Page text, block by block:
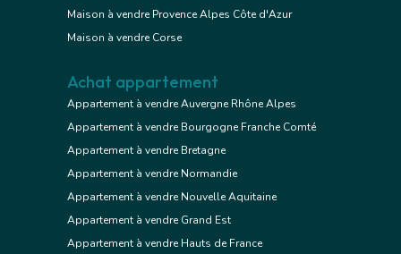
Maison à vendre Provence Alpes Côte d'Azur
Maison à vendre Corse
Achat appartement
Appartement à vendre Auvergne Rhône Alpes
Appartement à vendre Bourgogne Franche Comté
Appartement à vendre Bretagne
Appartement à vendre Normandie
Appartement à vendre Nouvelle Aquitaine
Appartement à vendre Grand Est
Appartement à vendre Hauts de France